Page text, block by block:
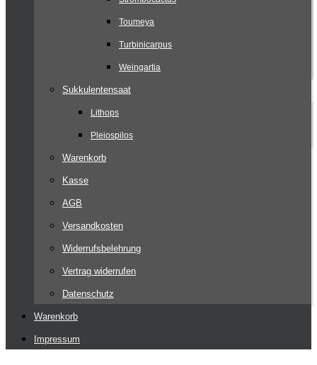
Toumeya
Turbinicarpus
Weingartia
Sukkulentensaat
Lithops
Pleiospilos
Warenkorb
Kasse
AGB
Versandkosten
Widerrufsbelehrung
Vertrag widerrufen
Datenschutz
Warenkorb
Impressum